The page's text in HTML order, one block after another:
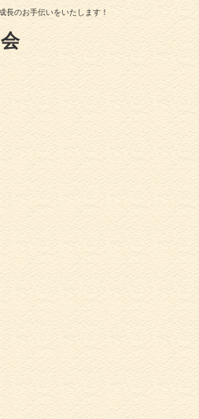
長のお手伝いをいたします！